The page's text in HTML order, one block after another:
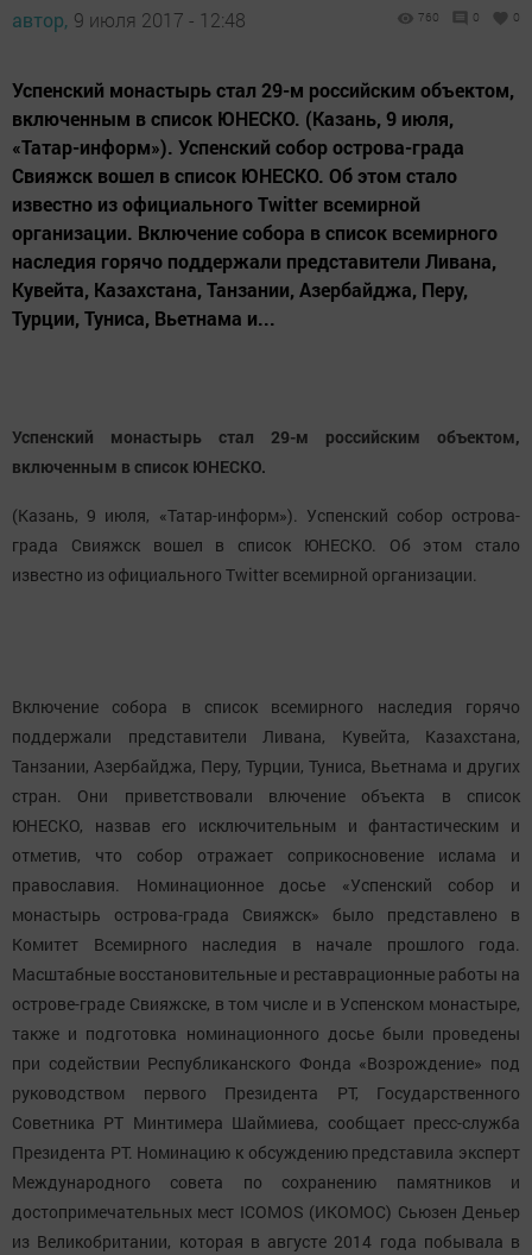
автор, 9 июля 2017 - 12:48 760 0 0
Успенский монастырь стал 29-м российским объектом,
включенным в список ЮНЕСКО. (Казань, 9 июля,
«Татар-информ»). Успенский собор острова-града
Свияжск вошел в список ЮНЕСКО. Об этом стало
известно из официального Twitter всемирной
организации. Включение собора в список всемирного
наследия горячо поддержали представители Ливана,
Кувейта, Казахстана, Танзании, Азербайджа, Перу,
Турции, Туниса, Вьетнама и...
Успенский монастырь стал 29-м российским объектом,
включенным в список ЮНЕСКО.
(Казань, 9 июля, «Татар-информ»). Успенский собор острова-
града Свияжск вошел в список ЮНЕСКО. Об этом стало
известно из официального Twitter всемирной организации.
Включение собора в список всемирного наследия горячо
поддержали представители Ливана, Кувейта, Казахстана,
Танзании, Азербайджа, Перу, Турции, Туниса, Вьетнама и других
стран. Они приветствовали влючение объекта в список
ЮНЕСКО, назвав его исключительным и фантастическим и
отметив, что собор отражает соприкосновение ислама и
православия. Номинационное досье «Успенский собор и
монастырь острова-града Свияжск» было представлено в
Комитет Всемирного наследия в начале прошлого года.
Масштабные восстановительные и реставрационные работы на
острове-граде Свияжске, в том числе и в Успенском монастыре,
также и подготовка номинационного досье были проведены
при содействии Республиканского Фонда «Возрождение» под
руководством первого Президента РТ, Государственного
Советника РТ Минтимера Шаймиева, сообщает пресс-служба
Президента РТ. Номинацию к обсуждению представила эксперт
Международного совета по сохранению памятников и
достопримечательных мест ICOMOS (ИКОМОС) Сьюзен Деньер
из Великобритании, которая в августе 2014 года побывала в